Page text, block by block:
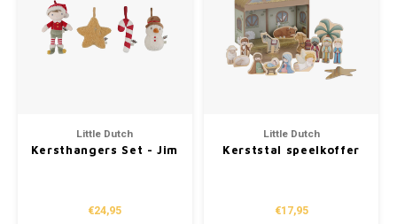
Little Dutch
Kersthangers Set - Jim
€24,95
Little Dutch
Kerststal speelkoffer
€17,95